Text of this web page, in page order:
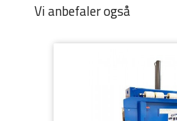
Vi anbefaler også